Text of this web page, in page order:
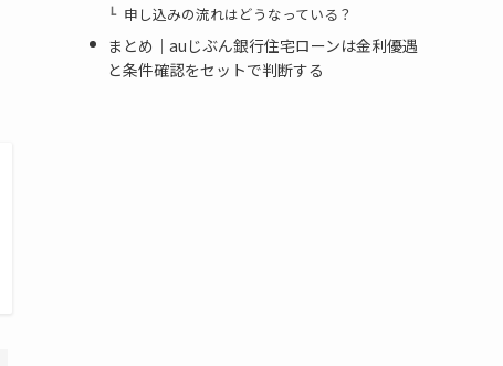
申し込みの流れはどうなっている？
まとめ｜auじぶん銀行住宅ローンは金利優遇
と条件確認をセットで判断する